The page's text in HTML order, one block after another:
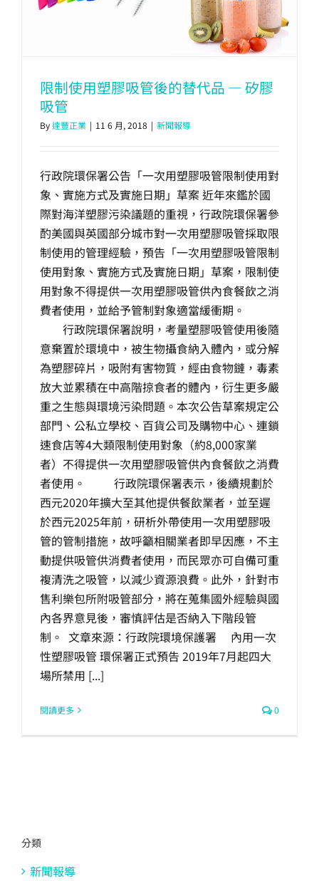
限制使用塑膠吸管後的替代品 — 矽膠
吸管
By達豐正業 | 11 6 月, 2018 | 新聞報導
行政院環保署公告「一次用塑膠吸管限制使用對
象、實施方式及實施日期」草案 近年來鑑於國
際對海洋塑膠污染議題的重視，行政院環保署參
酌美國與英國部分城市對一次用塑膠吸管採取限
制使用的管理經驗，預告「一次用塑膠吸管限制
使用對象、實施方式及實施日期」草案，限制使
用對象不得提供一次用塑膠吸管供內食餐飲之消
費者使用，並給予管制對象適當緩衝期。
行政院環保署說明，考量塑膠吸管使用後隨
意棄置於環境中，被生物攝食納入體內，或分解
為塑膠碎片，吸附有害物質，經由食物鏈，毒素
放大並累積在中高階掠食者的體內，衍生更多嚴
重之生態與環境污染問題。本次公告草案規定公
部門、公私立學校、百貨公司及購物中心、連鎖
速食店等4大類限制使用對象（約8,000家業
者）不得提供一次用塑膠吸管供內食餐飲之消費
者使用。 行政院環保署表示，後續規劃於
西元2020年擴大至其他提供餐飲業者，並至遲
於西元2025年前，研析外帶使用一次用塑膠吸
管的管制措施，故呼籲相關業者即早因應，不主
動提供吸管供消費者使用，而民眾亦可自備可重
複清洗之吸管，以減少資源浪費。此外，針對市
售利樂包所附吸管部分，將在蒐集國外經驗與國
內各界意見後，審慎評估是否納入下階段管
制。 文章來源：行政院環境保護署 內用一次
性塑膠吸管 環保署正式預告 2019年7月起四大
場所禁用 [...]
閱讀更多 0
分類
新聞報導